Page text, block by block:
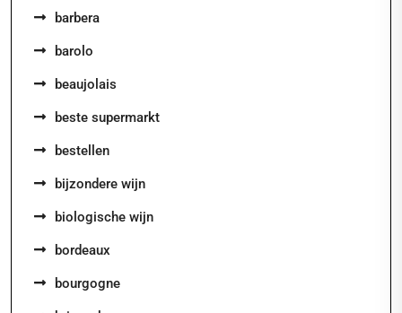
barbera
barolo
beaujolais
beste supermarkt
bestellen
bijzondere wijn
biologische wijn
bordeaux
bourgogne